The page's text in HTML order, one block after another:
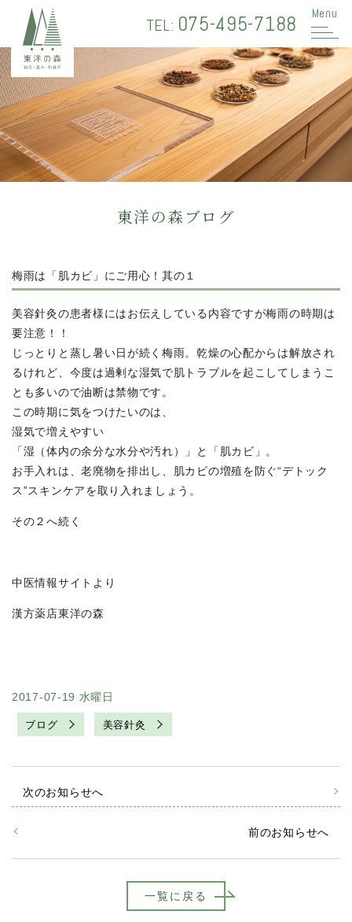
TEL: 075-495-7188 Menu
東洋の森ブログ
梅雨は「肌カビ」にご用心！其の１
美容針灸の患者様にはお伝えしている内容ですが梅雨の時期は
要注意！！
じっとりと蒸し暑い日が続く梅雨。乾燥の心配からは解放され
るけれど、今度は過剰な湿気で肌トラブルを起こしてしまうこ
とも多いので油断は禁物です。
この時期に気をつけたいのは、
湿気で増えやすい
「湿（体内の余分な水分や汚れ）」と「肌カビ」。
お手入れは、老廃物を排出し、肌カビの増殖を防ぐ“デトック
ス”スキンケアを取り入れましょう。
その２へ続く
中医情報サイトより
漢方薬店東洋の森
2017-07-19 水曜日
ブログ 美容針灸
次のお知らせへ
前のお知らせへ
一覧に戻る